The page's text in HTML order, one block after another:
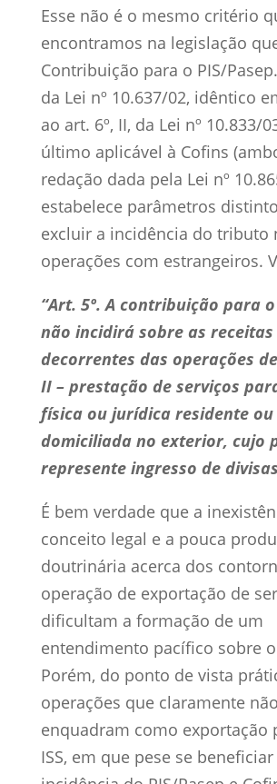
Esse não é o mesmo critério
encontramos na legislação
Contribuição para o PIS/
da Lei nº 10.637/02, idêntico
ao art. 6º, II, da Lei nº 10.833/
último aplicável à Cofins
redação dada pela Lei nº
estabelece parâmetros
excluir a incidência do tributo
operações com estrangeiros.
“Art. 5º. A contribuição para o
não incidirá sobre as receitas
decorrentes das operações
II – prestação de serviços
física ou jurídica residente ou
domiciliada no exterior, cujo
represente ingresso de
É bem verdade que a
conceito legal e a pouca
doutrinária acerca dos
operação de exportação de
dificultam a formação de um
entendimento pacífico sobre
Porém, do ponto de vista
operações que claramente
enquadram como exportação
ISS, em que pese se